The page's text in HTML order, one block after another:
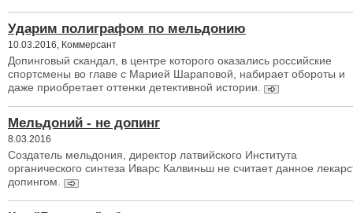
Ударим полиграфом по мельдонию
10.03.2016, Коммерсант
Допинговый скандал, в центре которого оказались российские
спортсмены во главе с Марией Шараповой, набирает обороты и
даже приобретает оттенки детективной истории.
Мельдоний - не допинг
8.03.2016
Создатель мельдония, директор латвийского Института
органического синтеза Иварс Калвиньш не считает данное
допингом.